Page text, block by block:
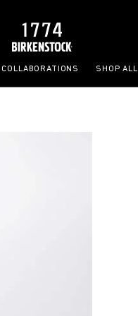
COLLABORATIONS SHOP ALL